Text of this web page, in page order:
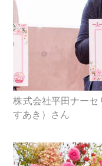
株式会社平田ナー
すあき）さん